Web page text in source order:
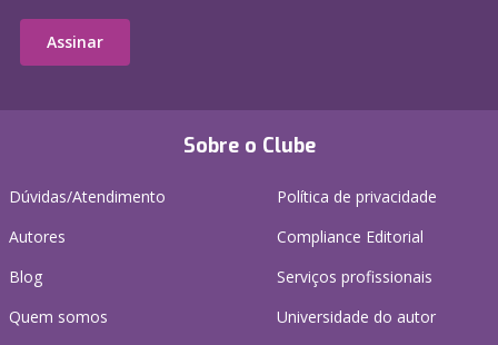
Sobre o Clube
Dúvidas/Atendimento
Autores
Blog
Quem somos
Política de privacidade
Compliance Editorial
Serviços profissionais
Universidade do autor
Assinar